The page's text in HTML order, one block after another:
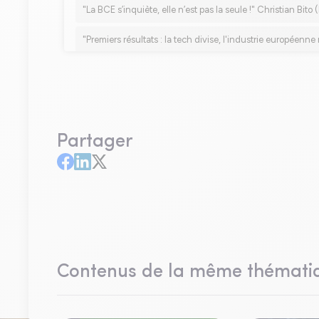
Partager
Contenus de la même